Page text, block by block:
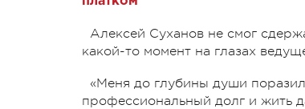
Алексей Суханов не смог
какой-то момент на глазах
«Меня до глубины души
профессиональный долг и жить